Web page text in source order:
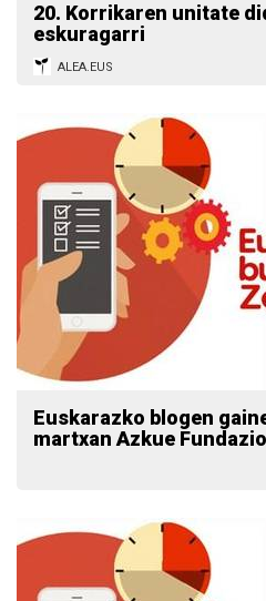
20. Korrikaren unitate
eskuragarri
ALEA.EUS
Euskarazko blogen
martxan Azkue